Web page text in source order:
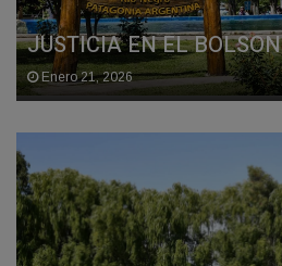
JUSTICIA EN EL BOLSON
Enero 21, 2026